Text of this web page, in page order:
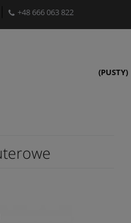
+48 666 063 822
(PUSTY)